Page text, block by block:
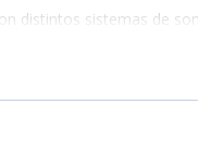
distintos sistemas de
también ha
a la perfección